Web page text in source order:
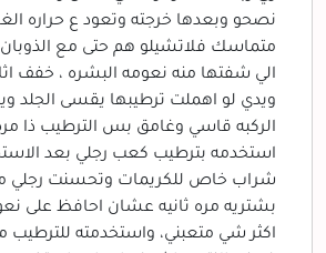
نصحو وبعدها خرجته وتعود ع حراره
متماسك فلاتشيلو هم حتى مع الذوبان
الي شفتها منه نعومه البشره ، خفف
ويدي لو اهملت ترطيبها يقسى الجلد
الركبه قاسي وغامق بس الترطيب ذا
استخدمه بترطيب كعب رجلي بعد
شراب خاص للكريمات وتحسنت رجلي
بشتريه مره ثانيه عشان احافظ على
اكثر شي متعبني، واستخدمته